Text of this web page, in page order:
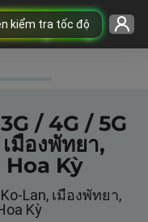
kiểm tra tốc độ
/ 4G / 5G
มืองพัทยา,
Hoa Kỳ
Lan, เมืองพัทยา,
Kỳ